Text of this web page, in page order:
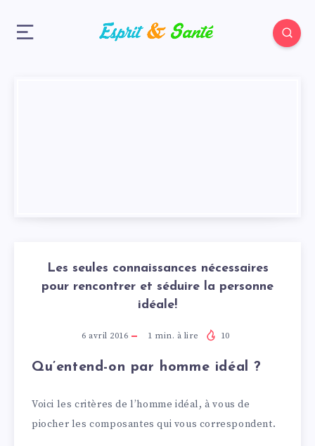
Les seules connaissances nécessaires
pour rencontrer et séduire la personne
idéale!
6 avril 2016 1 min. à lire 10
Qu’entend-on par homme idéal ?
Voici les critères de l’homme idéal, à vous de
piocher les composantes qui vous correspondent.